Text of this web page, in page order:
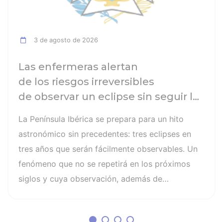
3 de agosto de 2026
Las enfermeras alertan
de los riesgos irreversibles
de observar un eclipse sin seguir las
solar es el mayor de los peligros
La Península Ibérica se prepara para un hito
astronómico sin precedentes: tres eclipses en
tres años que serán fácilmente observables. Un
fenómeno que no se repetirá en los próximos
siglos y cuya observación, además de